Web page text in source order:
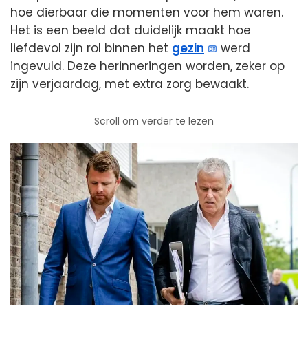
hoe dierbaar die momenten voor hem waren.
Het is een beeld dat duidelijk maakt hoe
liefdevol zijn rol binnen het gezin
werd
ingevuld. Deze herinneringen worden, zeker op
zijn verjaardag, met extra zorg bewaakt.
Scroll om verder te lezen